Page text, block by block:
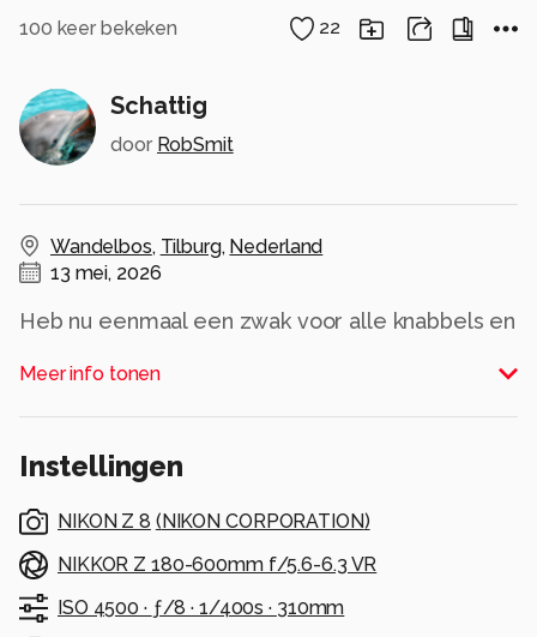
100 keer bekeken 22
Schattig
door RobSmit
Wandelbos, Tilburg, Nederland
13 mei, 2026
Heb nu eenmaal een zwak voor alle knabbels en
Meer info tonen
Instellingen
NIKON Z 8 (NIKON CORPORATION)
NIKKOR Z 180-600mm f/5.6-6.3 VR
ISO 4500 · ƒ/8 · 1/400s · 310mm